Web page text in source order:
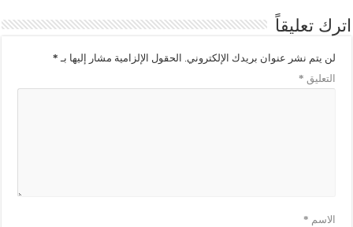
اترك تعليقاً
لن يتم نشر عنوان بريدك الإلكتروني. الحقول الإلزامية مشار إليها بـ *
التعليق *
الاسم *